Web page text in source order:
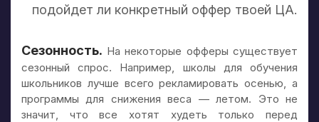
подойдет ли конкретный оффер твоей ЦА.
Сезонность. На некоторые офферы существует
сезонный спрос. Например, школы для обучения
школьников лучше всего рекламировать осенью, а
программы для снижения веса — летом. Это не
значит, что все хотят худеть только перед